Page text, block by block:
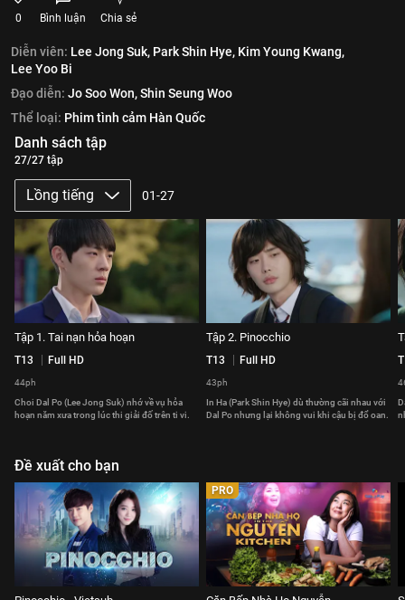
0 Bình luận Chia sẻ
Diễn viên: Lee Jong Suk, Park Shin Hye, Kim Young Kwang,
Lee Yoo Bi
Đạo diễn: Jo Soo Won,Shin Seung Woo
Thể loại: Phim tình cảm Hàn Quốc
Danh sách tập
27/27 tập
Lồng tiếng 01-27
Tập 1. Tai nạn hỏa hoạn
T13 Full HD
44ph
Choi Dal Po (Lee Jong Suk) nhớ về vụ hỏa
hoạn năm xưa trong lúc thi giải đố trên ti vi.
Tập 2. Pinocchio
T13 Full HD
43ph
In Ha (Park Shin Hye) dù thường cãi nhau với
Dal Po nhưng lại không vui khi cậu bị đổ oan.
Đề xuất cho bạn
PRO